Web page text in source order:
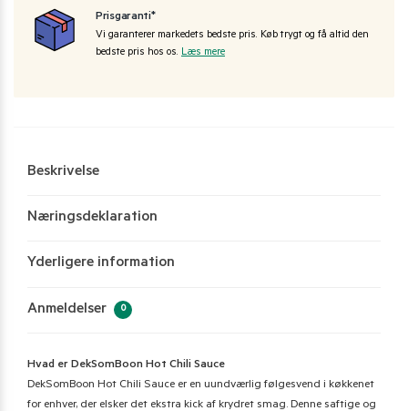
Prisgaranti*
Vi garanterer markedets bedste pris. Køb trygt og få altid den
bedste pris hos os. Læs mere
Beskrivelse
Næringsdeklaration
Yderligere information
Anmeldelser 0
Hvad er DekSomBoon Hot Chili Sauce
DekSomBoon Hot Chili Sauce er en uundværlig følgesvend i køkkenet
for enhver, der elsker det ekstra kick af krydret smag. Denne saftige og